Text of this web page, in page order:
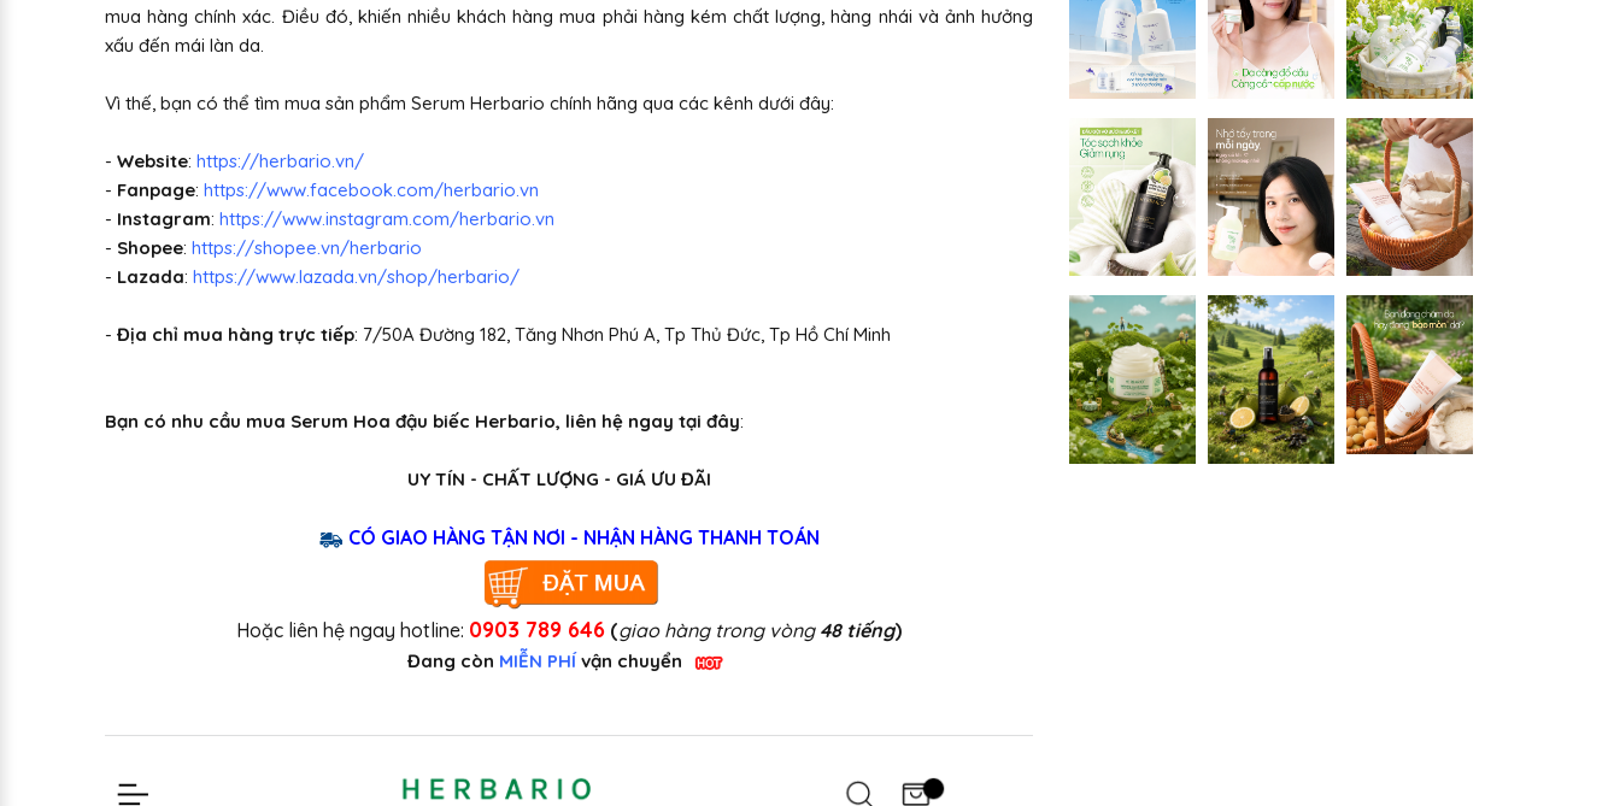
mua hàng chính xác. Điều đó, khiến nhiều khách hàng mua phải hàng kém chất lượng, hàng nhái và ảnh hưởng
xấu đến mái làn da.
Vì thế, bạn có thể tìm mua sản phẩm Serum Herbario chính hãng qua các kênh dưới đây:
- Website: https://herbario.vn/
- Fanpage: https://www.facebook.com/herbario.vn
- Instagram: https://www.instagram.com/herbario.vn
- Shopee: https://shopee.vn/herbario
- Lazada: https://www.lazada.vn/shop/herbario/
- Địa chỉ mua hàng trực tiếp: 7/50A Đường 182, Tăng Nhơn Phú A, Tp Thủ Đức, Tp Hồ Chí Minh
Bạn có nhu cầu mua Serum Hoa đậu biếc Herbario, liên hệ ngay tại đây:
UY TÍN - CHẤT LƯỢNG - GIÁ ƯU ĐÃI
CÓ GIAO HÀNG TẬN NƠI - NHẬN HÀNG THANH TOÁN
Hoặc liên hệ ngay hotline: 0903 789 646 (giao hàng trong vòng 48 tiếng)
Đang còn MIỄN PHÍ vận chuyển